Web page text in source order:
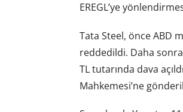
EREGL’ye
Tata Steel, önce ABD
reddedildi. Daha sonra
TL tutarında dava
Mahkemesi’ne